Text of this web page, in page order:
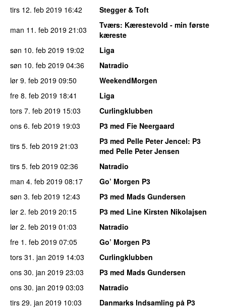
tirs 12. feb 2019 16:42
Stegger & Toft
man 11. feb 2019 21:03 Tværs: Kærestevold - min første
kæreste
søn 10. feb 2019 19:02
Liga
søn 10. feb 2019 04:36
Natradio
lør 9. feb 2019 09:50
WeekendMorgen
fre 8. feb 2019 18:41
Liga
tors 7. feb 2019 15:03
Curlingklubben
ons 6. feb 2019 19:03
P3 med Fie Neergaard
tirs 5. feb 2019 21:03 P3 med Pelle Peter Jencel: P3
med Pelle Peter Jensen
tirs 5. feb 2019 02:36
Natradio
man 4. feb 2019 08:17
Go’ Morgen P3
søn 3. feb 2019 12:43
P3 med Mads Gundersen
lør 2. feb 2019 20:15
P3 med Line Kirsten Nikolajsen
lør 2. feb 2019 01:03
Natradio
fre 1. feb 2019 07:05
Go’ Morgen P3
tors 31. jan 2019 14:03
Curlingklubben
ons 30. jan 2019 23:03
P3 med Mads Gundersen
ons 30. jan 2019 03:03
Natradio
tirs 29. jan 2019 10:03
Danmarks Indsamling på P3